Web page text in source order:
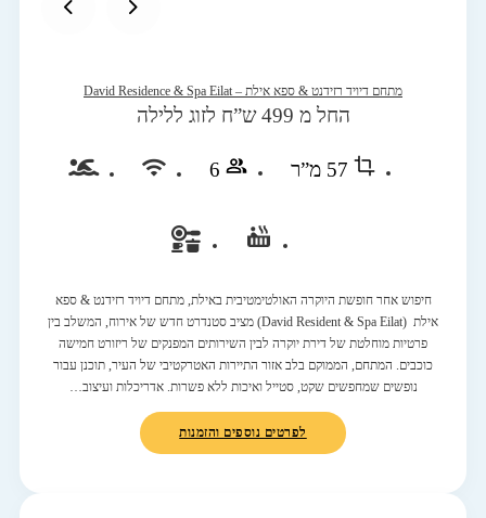
מתחם דיויד רזידנט & ספא אילת – David Residence & Spa Eilat
החל מ 499 ש”ח לזוג ללילה
57 מ”ר 6
חיפוש אחר חופשת היוקרה האולטימטיבית באילת, מתחם דיויד רזידנט & ספא
אילת (David Resident & Spa Eilat) מציב סטנדרט חדש של אירוח, המשלב בין
פרטיות מוחלטת של דירת יוקרה לבין השירותים המפנקים של ריזורט חמישה
כוכבים. המתחם, הממוקם בלב אזור התיירות האטרקטיבי של העיר, תוכנן עבור
נופשים שמחפשים שקט, סטייל ואיכות ללא פשרות. אדריכלות ועיצוב…
לפרטים נוספים והזמנות